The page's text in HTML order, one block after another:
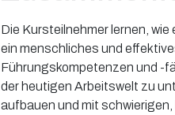
Die Kursteilnehmer lernen,
ein menschliches und
Führungskompetenzen und -
der heutigen Arbeitswelt zu
aufbauen und mit